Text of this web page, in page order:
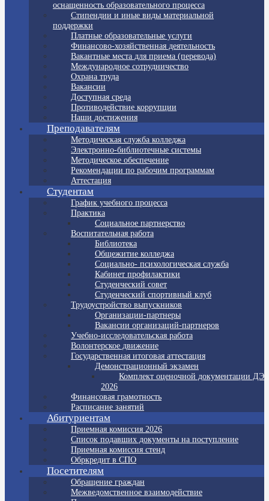
оснащенность образовательного процесса
Стипендии и иные виды материальной
поддержки
Платные образовательные услуги
Финансово-хозяйственная деятельность
Вакантные места для приема (перевода)
Международное сотрудничество
Охрана труда
Вакансии
Доступная среда
Противодействие коррупции
Наши достижения
Преподавателям
Методическая служба колледжа
Электронно-библиотечные системы
Методическое обеспечение
Рекомендации по рабочим программам
Аттестация
Студентам
График учебного процесса
Практика
Социальное партнерство
Воспитательная работа
Библиотека
Общежитие колледжа
Социально- психологическая служба
Кабинет профилактики
Студенческий совет
Студенческий спортивный клуб
Трудоустройство выпускников
Организации-партнеры
Вакансии организаций-партнеров
Учебно-исследовательская работа
Волонтерское движение
Государственная итоговая аттестация
Демонстрационный экзамен
Комплект оценочной документации ДЭ
2026
Финансовая грамотность
Расписание занятий
Абитуриентам
Приемная комиссия 2026
Список подавших документы на поступление
Приемная комиссия стенд
Обркредит в СПО
Посетителям
Обращение граждан
Межведомственное взаимодействие